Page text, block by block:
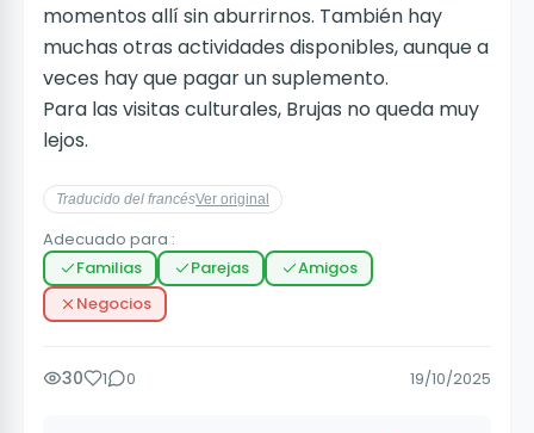
momentos allí sin aburrirnos. También hay
muchas otras actividades disponibles, aunque a
veces hay que pagar un suplemento.
Para las visitas culturales, Brujas no queda muy
lejos.
Traducido del francésVer original
Adecuado para :
Familias
Parejas
Amigos
Negocios
30 1 0 19/10/2025